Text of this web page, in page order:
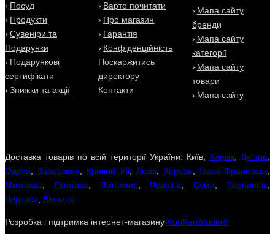
Посуд
Продукти
Сувеніри та
Подарунки
Подарункові
сертифікати
Знижки та акції
Варто почитати
Про магазин
Гарантія
Конфіденційність
Поскаржитись
директору
Контакти
Мапа сайту
бренди
Мапа сайту
категорії
Мапа сайту
товари
Мапа сайту
Доставка товарів по всій території України: Київ, Харків Дніпро
Одеса ,Запоріжжя Кривий Ріг, Львів, Херсон Івано-Франківськ
Миколаїв
Полтава Житомир, Чернігів ,Суми ,Тернопіль
Черкаси
Вінниця
Розробка і підтримка інтернет-магазину KunKanStudio®